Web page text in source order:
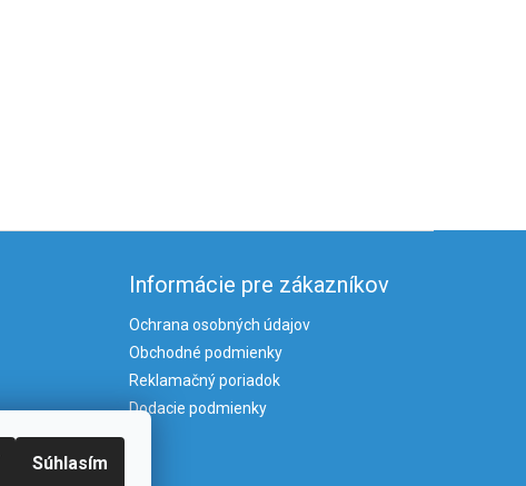
Súhlasím
Informácie pre zákazníkov
Ochrana osobných údajov
Obchodné podmienky
Reklamačný poriadok
Dodacie podmienky